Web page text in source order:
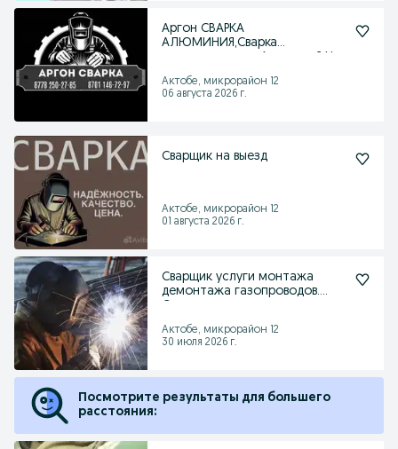
Аргон СВАРКА
АЛЮМИНИЯ,Сварка
жавейка,Латунь,
Актобе, микрорайон 12
06 августа 2026 г.
Сварщик на выезд
Актобе, микрорайон 12
01 августа 2026 г.
Сварщик услуги монтажа
демонтажа газопроводов.
Актобе, микрорайон 12
30 июля 2026 г.
Посмотрите результаты для большего
расстояния: